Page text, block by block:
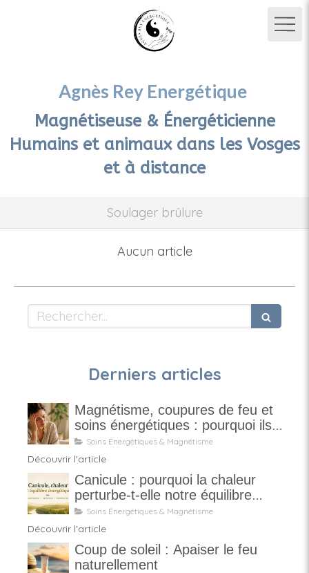
Agnès Rey Energétique
Magnétiseuse & Énergéticienne
Humains et animaux dans les Vosges
et à distance
Soulager brûlure
Aucun article
Rechercher
Derniers articles
Magnétisme, coupures de feu et
soins énergétiques : pourquoi ils
ne sont pas magiques
Soins Énergétiques & Magnétisme
Découvrir l'article
Canicule : pourquoi la chaleur
perturbe-t-elle notre équilibre
énergétique ?
Soins Énergétiques & Magnétisme
Découvrir l'article
Coup de soleil : Apaiser le feu
naturellement